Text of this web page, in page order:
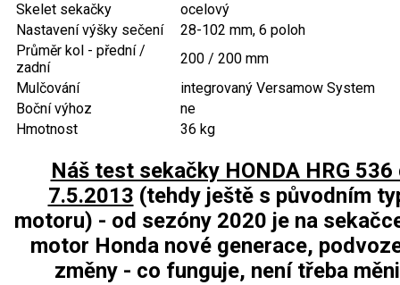
Vyvětvovací pily
AKU zahradní technika
Aku křovinořezy a vyžínače
Aku pily
Aku sekačky
Aku STIHL
Aku AL-KO
Štípačka na dřevo
Skelet sekačky
ocelový
Nastavení výšky sečení
28-102 mm, 6 poloh
Průměr kol - přední /
zadní
200 / 200 mm
Mulčování
integrovaný Versamow System
Boční výhoz
ne
Hmotnost
36 kg
Náš test sekačky HONDA HRG 536
7.5.2013 (tehdy ještě s původním
motoru) - od sezóny 2020 je na
motor Honda nové generace,
změny - co funguje, není třeba